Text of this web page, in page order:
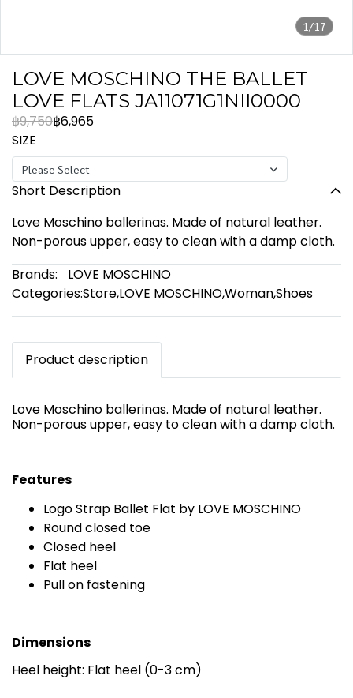
1/17
LOVE MOSCHINO THE BALLET
LOVE FLATS JA11071G1NII0000
฿9,750฿6,965
SIZE
Please Select
Short Description
Love Moschino ballerinas. Made of natural leather.
Non-porous upper, easy to clean with a damp cloth.
Brands:
LOVE MOSCHINO
Categories:Store,LOVE MOSCHINO,Woman,Shoes
Product description
Love Moschino ballerinas. Made of natural leather.
Non-porous upper, easy to clean with a damp cloth.
Features
Logo Strap Ballet Flat by LOVE MOSCHINO
Round closed toe
Closed heel
Flat heel
Pull on fastening
Dimensions
Heel height: Flat heel (0-3 cm)